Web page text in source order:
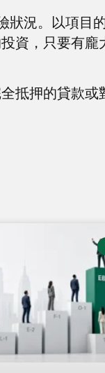
狀況。以項目
資，只要有龐
抵押的貸款或